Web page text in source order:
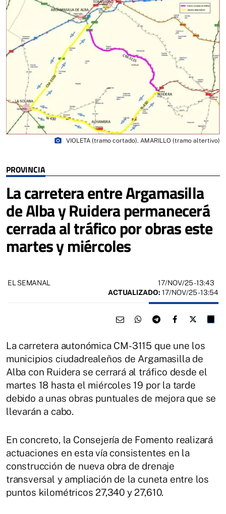
PROVINCIA
La carretera entre Argamasilla
de Alba y Ruidera permanecerá
cerrada al tráfico por obras este
martes y miércoles
photo_camera VIOLETA (tramo cortado). AMARILLO (tramo altertivo)
EL SEMANAL 17/NOV/25- 13:43
ACTUALIZADO: 17/NOV/25 - 13:54
La carretera autonómica CM-3115 que une los
municipios ciudadrealeños de Argamasilla de
Alba con Ruidera se cerrará al tráfico desde el
martes 18 hasta el miércoles 19 por la tarde
debido a unas obras puntuales de mejora que se
llevarán a cabo.
En concreto, la Consejería de Fomento realizará
actuaciones en esta vía consistentes en la
construcción de nueva obra de drenaje
transversal y ampliación de la cuneta entre los
puntos kilométricos 27,340 y 27,610.